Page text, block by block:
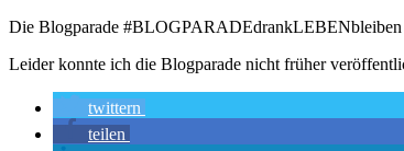
Die Blogparade #BLOGPARADEdrankLEBENbleiben
Leider konnte ich die Blogparade nicht früher
twittern
teilen